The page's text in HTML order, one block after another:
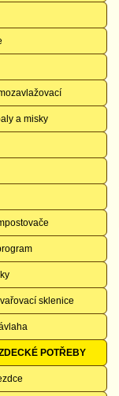
a misky
sklenice
POTŘEBY